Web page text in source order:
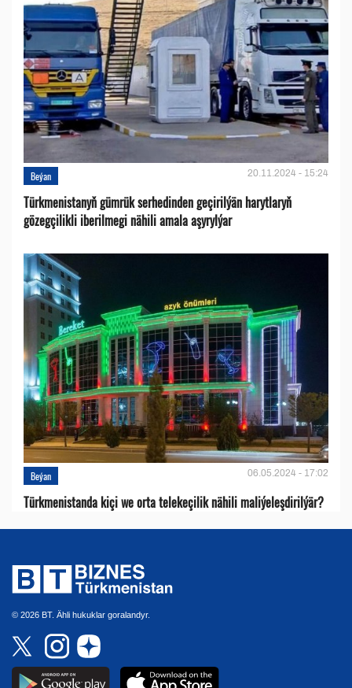
Beýan 20.11.2024 - 15:24
Türkmenistanyň gümrük serhedinden geçirilýän harytlaryň
gözegçilikli iberilmegi nähili amala aşyrylýar
Beýan 06.05.2024 - 17:02
Türkmenistanda kiçi we orta telekeçilik nähili maliýeleşdirilýär?
© 2026 BT. Ähli hukuklar goralandyr.